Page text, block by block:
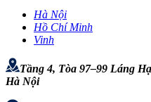
Hà Nội
Hồ Chí Minh
Vinh
Tầng 4, Tòa 97–99 Láng
Hà Nội